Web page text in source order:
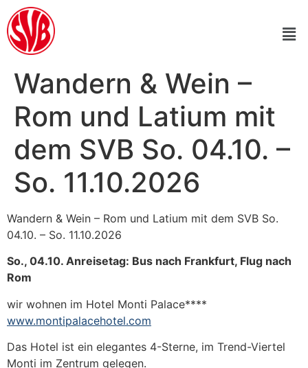
Wandern & Wein –
Rom und Latium mit
dem SVB So. 04.10. –
So. 11.10.2026
Wandern & Wein – Rom und Latium mit dem SVB So.
04.10. – So. 11.10.2026
So., 04.10. Anreisetag: Bus nach Frankfurt, Flug nach
Rom
wir wohnen im Hotel Monti Palace****
www.montipalacehotel.com
Das Hotel ist ein elegantes 4-Sterne, im Trend-Viertel
Monti im Zentrum gelegen.